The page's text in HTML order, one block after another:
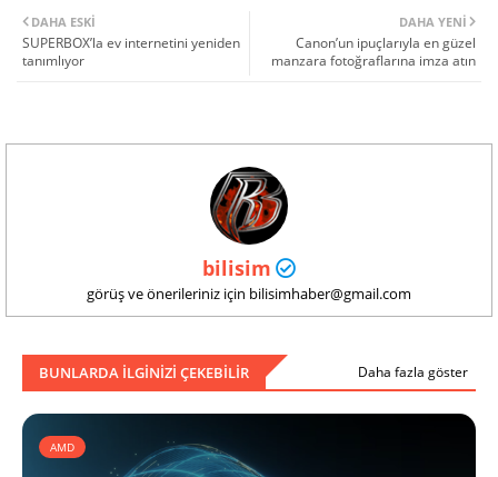
DAHA YENI
Canon’un ipuçlarıyla en güzel
manzara fotoğraflarına imza atın
DAHA ESKI
SUPERBOX’la ev internetini yeniden
tanımlıyor
bilisim
görüş ve önerileriniz için bilisimhaber@gmail.com
BUNLARDA ILGINIZI ÇEKEBILIR Daha fazla göster
AMD